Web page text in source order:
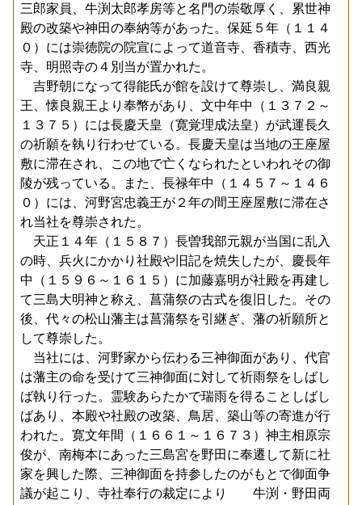
三郎家員、牛渕太郎孝房等と名門の崇敬厚く、累世神
殿の改築や神田の奉納等があった。保延５年（１１４
０）には崇徳院の院宣によって道音寺、香積寺、西光
寺、明照寺の４別当が置かれた。
吉野朝になって得能氏が館を設けて尊崇し、満良親
王、懐良親王より奉幣があり、文中年中（１３７２～
１３７５）には長慶天皇（寛覚理成法皇）が武運長久
の祈願を執り行わせている。長慶天皇は当地の王座屋
敷に滞在され、この地で亡くなられたといわれその御
陵が残っている。また、長禄年中（１４５７～１４６
０）には、河野宮忠義王が２年の間王座屋敷に滞在さ
れ当社を尊崇された。
天正１４年（１５８７）長曽我部元親が当国に乱入
の時、兵火にかかり社殿や旧記を焼失したが、慶長年
中（１５９６～１６１５）に加藤嘉明が社殿を再建し
て三島大明神と称え、菖蒲祭の古式を復旧した。その
後、代々の松山藩主は菖蒲祭を引継ぎ、藩の祈願所と
して尊崇した。
当社には、河野家から伝わる三神御面があり、代官
は藩主の命を受けて三神御面に対して祈雨祭をしばし
ば執り行った。霊験あらたかで瑞雨を得ることしばし
ばあり、本殿や社殿の改築、鳥居、築山等の寄進が行
われた。寛文年間（１６６１～１６７３）神主相原宗
俊が、南梅本にあった三島宮を野田に奉遷して新に社
家を興した際、三神御面を持参したのがもとで御面争
議が起こり、寺社奉行の裁定により 牛渕・野田両